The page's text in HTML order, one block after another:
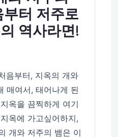
터 저주로
역사라면!
음부터, 지옥의 개와
매여서, 태어나게 된
옥을 끔찍하게 여기
옥에 가고싶어하지,
개와 저주의 뱀은 이